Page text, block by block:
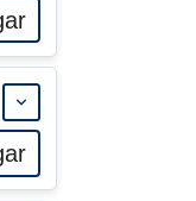
Expandir 10-